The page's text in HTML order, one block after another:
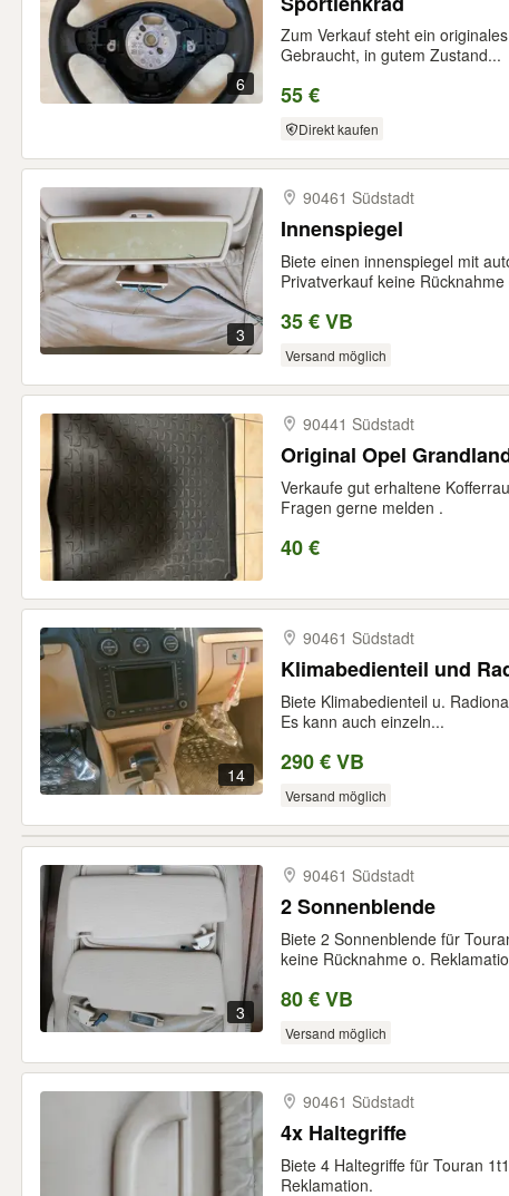
6
Zum Verkauf steht ein
Gebraucht, in gutem Zustand...
55 €
Direkt kaufen
3
90461 Südstadt
Innenspiegel
Biete einen innenspiegel mit
Privatverkauf keine Rücknahme
35 € VB
Versand möglich
90441 Südstadt
Original Opel
Verkaufe gut erhaltene
Fragen gerne melden .
40 €
14
90461 Südstadt
Klimabedienteil und
Biete Klimabedienteil u.
Es kann auch einzeln...
290 € VB
Versand möglich
3
90461 Südstadt
2 Sonnenblende
Biete 2 Sonnenblende für
keine Rücknahme o.
80 € VB
Versand möglich
90461 Südstadt
4x Haltegriffe
Biete 4 Haltegriffe für Touran
Reklamation.